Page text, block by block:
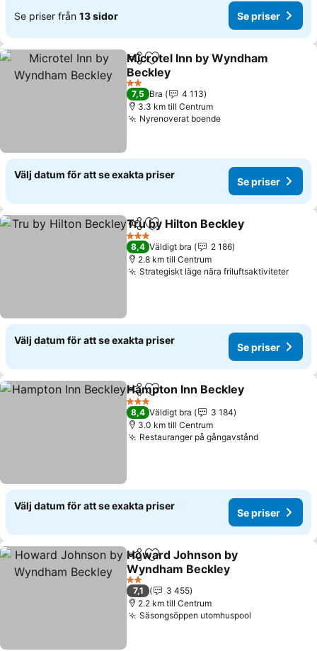
Se priser från 13 sidor Se priser
Dela Lägg till i Mina Favoriter
Microtel Inn by Wyndham
Beckley
Se priser
2 Stjärnor
7,5 Bra
4 113
3.3 km till Centrum
Nyrenoverat boendeSe priser
Välj datum för att se exakta priser
Se priser
Dela Lägg till i Mina Favoriter
Tru by Hilton Beckley
3 Stjärnor
8,4 Väldigt bra
2 186
2.8 km till Centrum
Strategiskt läge nära friluftsaktiviteterSe
Välj datum för att se exakta priser
Se priser
Dela Lägg till i Mina Favoriter
Hampton Inn Beckley
3 Stjärnor
8,4 Väldigt bra
3 184
3.0 km till Centrum
Restauranger på gångavståndSe priser
Välj datum för att se exakta priser
Se priser
Dela Lägg till i Mina Favoriter
Howard Johnson by
Wyndham Beckley
Se priser
2 Stjärnor
7,1
3 455
2.2 km till Centrum
Säsongsöppen utomhuspool